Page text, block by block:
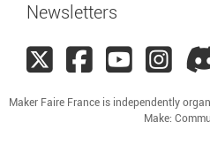
Newsletters
Maker Faire France is independently
Make: